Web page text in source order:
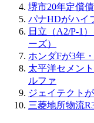
堺市20年定償
パナHDがハイ
日立（A2/P-1
ーズ）
ホンダFが3年
太平洋セメン
ルファ
ジェイテクト
三菱地所物流